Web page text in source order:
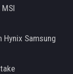
MSI
Samsung